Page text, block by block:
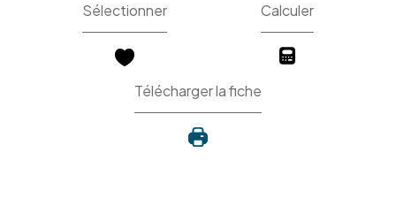
Sélectionner Calculer
Télécharger la fiche